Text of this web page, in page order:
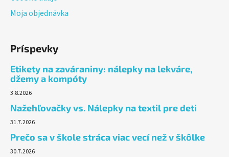
Moja objednávka
Príspevky
Etikety na zaváraniny: nálepky na lekváre,
džemy a kompóty
3.8.2026
Nažehľovačky vs. Nálepky na textil pre deti
31.7.2026
Prečo sa v škole stráca viac vecí než v škôlke
30.7.2026